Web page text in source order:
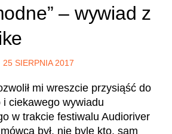
– wywiad z
25 SIERPNIA 2017
mi wreszcie przysiąść do
i ciekawego wywiadu
w trakcie festiwalu Audioriver
był, nie byle kto, sam